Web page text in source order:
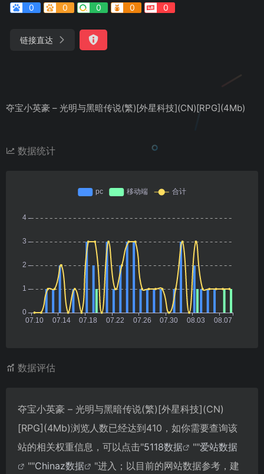
0
0 0 0 0
链接直达
夺宝小英豪 – 光明与黑暗传说(繁)[外星科技](CN)[RPG](4Mb)
数据统计
数据评估
夺宝小英豪 – 光明与黑暗传说(繁)[外星科技](CN)
[RPG](4Mb)浏览人数已经达到410，如你需要查询该
站的相关权重信息，可以点击"5118数据 ""爱站数据
""Chinaz数据
"进入；以目前的网站数据参考，建